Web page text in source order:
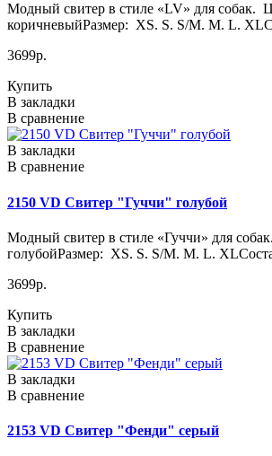
Модный свитер в стиле «LV» для собак.
коричневыйРазмер: XS. S. S/M. M. L.
3699р.
Купить
В закладки
В сравнение
В закладки
В сравнение
2150 VD Свитер "Гуччи" голубой
Модный свитер в стиле «Гуччи» для
голубойРазмер: XS. S. S/M. M. L.
3699р.
Купить
В закладки
В сравнение
В закладки
В сравнение
2153 VD Свитер "Фенди" серый